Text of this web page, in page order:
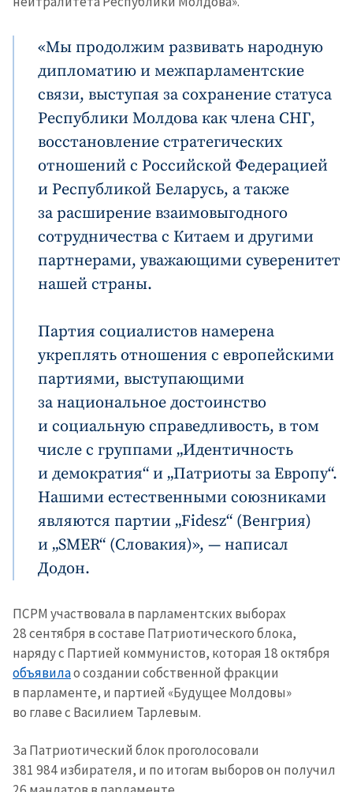
«Мы продолжим развивать народную
дипломатию и межпарламентские
связи, выступая за сохранение статуса
Республики Молдова как члена СНГ,
восстановление стратегических
отношений с Российской Федерацией
и Республикой Беларусь, а также
за расширение взаимовыгодного
сотрудничества с Китаем и другими
партнерами, уважающими суверенитет
нашей страны.
Партия социалистов намерена
укреплять отношения с европейскими
партиями, выступающими
за национальное достоинство
и социальную справедливость, в том
числе с группами „Идентичность
и демократия“ и „Патриоты за Европу“.
Нашими естественными союзниками
являются партии „Fidesz“ (Венгрия)
и „SMER“ (Словакия)», — написал
Додон.
ПСРМ участвовала в парламентских выборах
28 сентября в составе Патриотического блока,
наряду с Партией коммунистов, которая 18 октября
объявилао создании собственной фракции
в парламенте, и партией «Будущее Молдовы»
во главе с Василием Тарлевым.
За Патриотический блок проголосовали
381 984 избирателя, и по итогам выборов он получил